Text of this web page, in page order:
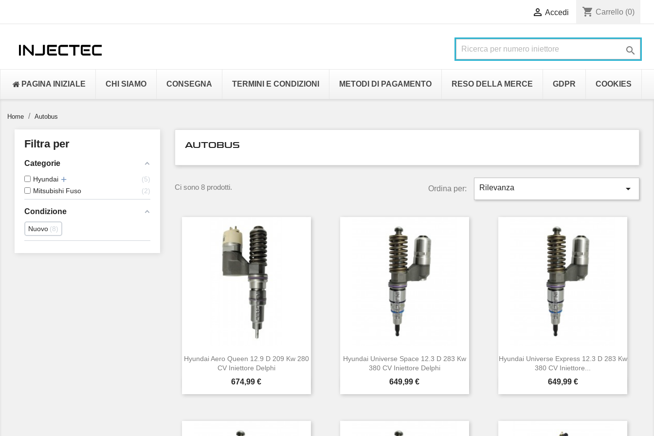
 Accedi shopping_cart Carrello (0)

PAGINA INIZIALE CHI SIAMO CONSEGNA TERMINI E CONDIZIONI METODI DI PAGAMENTO RESO DELLA MERCE GDPR COOKIES
Home Autobus
Filtra per
Categorie
Hyundai
5
Mitsubishi Fuso
2
Condizione
Nuovo 8
AUTOBUS
Ci sono 8 prodotti. Ordina per: Rilevanza 
Hyundai Aero Queen 12.9 D 209 Kw 280
CV Iniettore Delphi
Prezzo
674,99 €
 Anteprima
Hyundai Universe Space 12.3 D 283 Kw
380 CV Iniettore Delphi
Prezzo
649,99 €
 Anteprima
Hyundai Universe Express 12.3 D 283 Kw
380 CV Iniettore...
Prezzo
649,99 €
 Anteprima